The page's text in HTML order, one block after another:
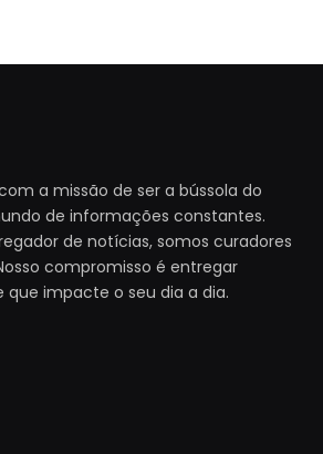
a missão de ser a bússola do
de informações constantes.
de notícias, somos curadores
compromisso é entregar
impacte o seu dia a dia.